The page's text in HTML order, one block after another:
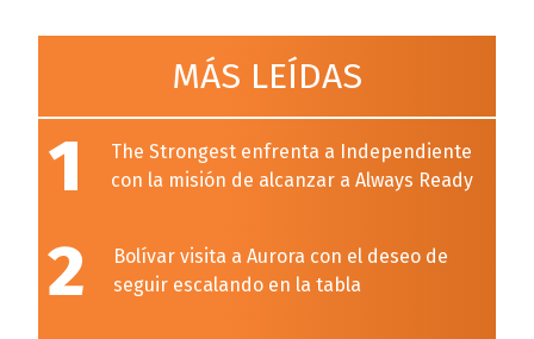
MÁS LEÍDAS
1
The Strongest enfrenta a Independiente
con la misión de alcanzar a Always Ready
2
Bolívar visita a Aurora con el deseo de
seguir escalando en la tabla